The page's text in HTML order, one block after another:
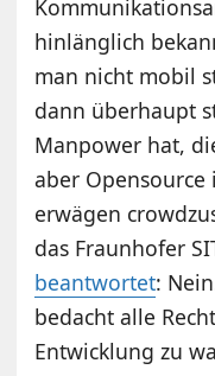
hinlänglich
man nicht mobil
dann überhaupt
Manpower hat,
aber
erwägen
das Fraunhofer
beantwortet:
bedacht alle
Entwicklung zu